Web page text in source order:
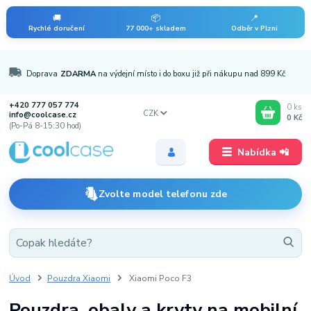
🚚
Rychlé doručení
📦
77 000+ skladem
📍
Odběr v Plzni
Nabídka 📲
Doprava ZDARMA na výdejní místo i do boxu již při nákupu nad 899 Kč
+420 777 057 774
info@coolcase.cz
(Po-Pá 8-15:30 hod)
Zvolte model telefonu zde
CZK
0 ks
0 Kč
Úvod Pouzdra Xiaomi Xiaomi Poco F3